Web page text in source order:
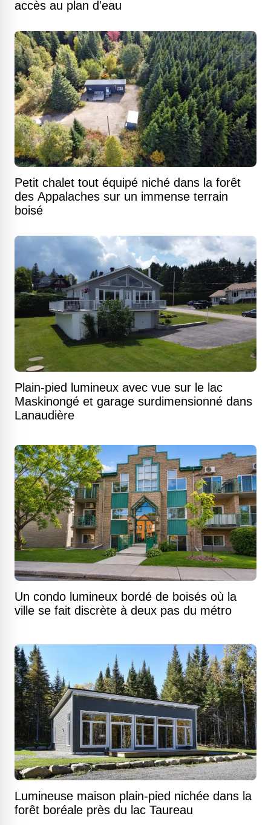
accès au plan d'eau
Petit chalet tout équipé niché dans la forêt
des Appalaches sur un immense terrain
boisé
Plain-pied lumineux avec vue sur le lac
Maskinongé et garage surdimensionné dans
Lanaudière
Un condo lumineux bordé de boisés où la
ville se fait discrète à deux pas du métro
Lumineuse maison plain-pied nichée dans la
forêt boréale près du lac Taureau